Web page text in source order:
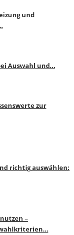
und
Auswahl und…
zur
richtig auswählen:
–